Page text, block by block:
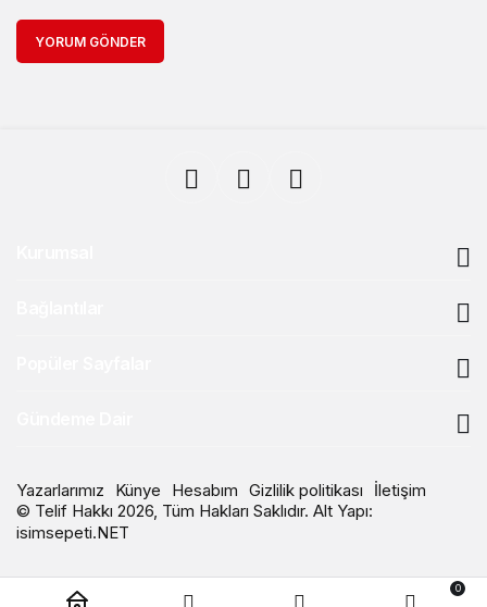
YORUM GÖNDER
Yazarlarımız Künye Hesabım Gizlilik politikası
İletişim
© Telif Hakkı 2026, Tüm Hakları Saklıdır. Alt Yapı:
isimsepeti.NET
0